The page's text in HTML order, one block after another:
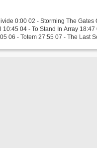
0:00 02 - Storming The Gates
10:45 04 - To Stand In Array
06 - Totem 27:55 07 - The Last